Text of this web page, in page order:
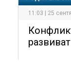
11:03 | 25